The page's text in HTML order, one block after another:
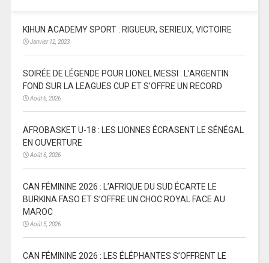
KIHUN ACADEMY SPORT : RIGUEUR, SERIEUX, VICTOIRE
Janvier 12, 2023
SOIRÉE DE LÉGENDE POUR LIONEL MESSI : L’ARGENTIN
FOND SUR LA LEAGUES CUP ET S’OFFRE UN RECORD
Août 6, 2026
AFROBASKET U-18 : LES LIONNES ÉCRASENT LE SÉNÉGAL
EN OUVERTURE
Août 6, 2026
CAN FÉMININE 2026 : L’AFRIQUE DU SUD ÉCARTE LE
BURKINA FASO ET S’OFFRE UN CHOC ROYAL FACE AU
MAROC
Août 5, 2026
CAN FÉMININE 2026 : LES ÉLÉPHANTES S’OFFRENT LE